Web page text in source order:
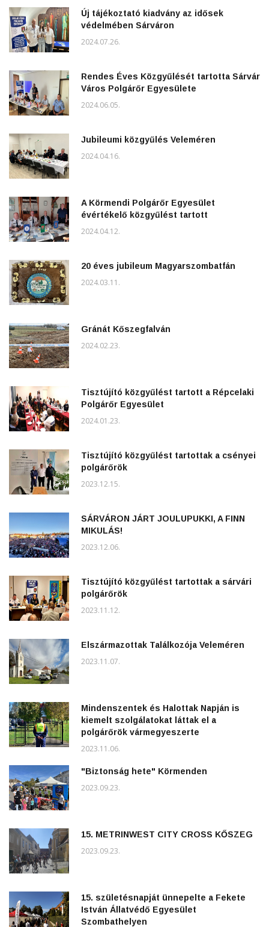
Új tájékoztató kiadvány az idősek
védelmében Sárváron
2024.07.26.
Rendes Éves Közgyűlését tartotta Sárvár
Város Polgárőr Egyesülete
2024.06.05.
Jubileumi közgyűlés Veleméren
2024.04.16.
A Körmendi Polgárőr Egyesület
évértékelő közgyűlést tartott
2024.04.12.
20 éves jubileum Magyarszombatfán
2024.03.11.
Gránát Kőszegfalván
2024.02.23.
Tisztújító közgyűlést tartott a Répcelaki
Polgárőr Egyesület
2024.01.23.
Tisztújító közgyűlést tartottak a csényei
polgárőrök
2023.12.15.
SÁRVÁRON JÁRT JOULUPUKKI, A FINN
MIKULÁS!
2023.12.06.
Tisztújító közgyűlést tartottak a sárvári
polgárőrök
2023.11.12.
Elszármazottak Találkozója Veleméren
2023.11.07.
Mindenszentek és Halottak Napján is
kiemelt szolgálatokat láttak el a
polgárőrök vármegyeszerte
2023.11.06.
"Biztonság hete" Körmenden
2023.09.23.
15. METRINWEST CITY CROSS KŐSZEG
2023.09.23.
15. születésnapját ünnepelte a Fekete
István Állatvédő Egyesület
Szombathelyen